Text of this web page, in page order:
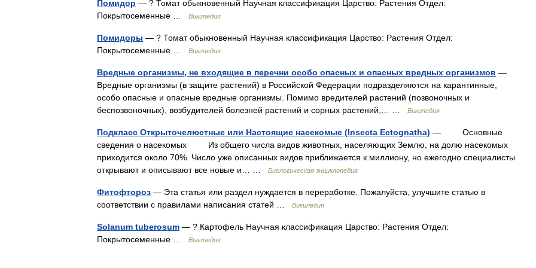
Помидор — ? Томат обыкновенный Научная классификация Царство: Растения Отдел:
Покрытосеменные …
Википедия
Помидоры — ? Томат обыкновенный Научная классификация Царство: Растения Отдел:
Покрытосеменные …
Википедия
Вредные организмы, не входящие в перечни особо опасных и опасных вредных организмов —
Вредные организмы (в защите растений) в Российской Федерации подразделяются на карантинные,
особо опасные и опасные вредные организмы. Помимо вредителей растений (позвоночных и
беспозвоночных), возбудителей болезней растений и сорных растений,… …
Википедия
Подкласс Открыточелюстные или Настоящие насекомые (Insectа Ectognatha) — Основные
сведения о насекомых Из общего числа видов животных, населяющих Землю, на долю насекомых
приходится около 70%. Число уже описанных видов приближается к миллиону, но ежегодно специалисты
открывают и описывают все новые и… …
Биологическая энциклопедия
Фитофтороз — Эта статья или раздел нуждается в переработке. Пожалуйста, улучшите статью в
соответствии с правилами написания статей …
Википедия
Solanum tuberosum — ? Картофель Научная классификация Царство: Растения Отдел:
Покрытосеменные …
Википедия